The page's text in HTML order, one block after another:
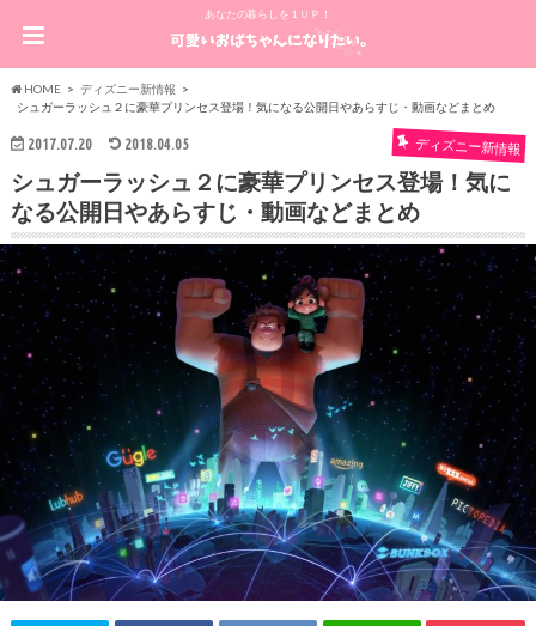
あなたの暮らしを１ＵＰ！
HOME
ディズニー新情報
シュガーラッシュ２に豪華プリンセス登場！気になる公開日やあらすじ・動画などまとめ
2017.07.20 2018.04.05 ディズニー新情報
シュガーラッシュ２に豪華プリンセス登場！気に
なる公開日やあらすじ・動画などまとめ